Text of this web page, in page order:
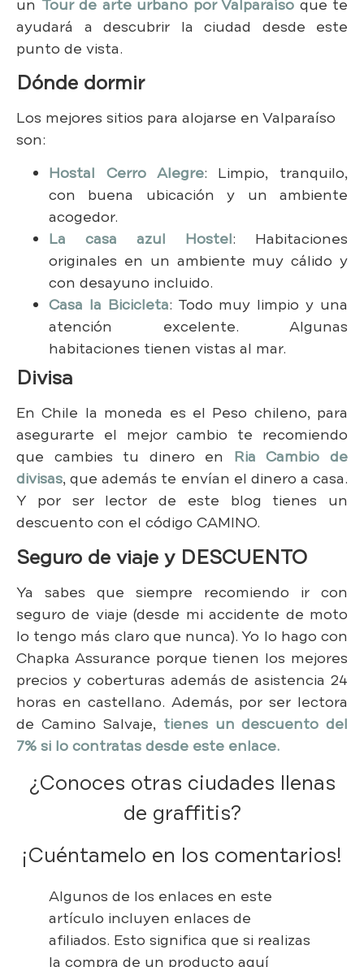
un Tour de arte urbano por Valparaíso que te
ayudará a descubrir la ciudad desde este
punto de vista.
Dónde dormir
Los mejores sitios para alojarse en Valparaíso
son:
Hostal Cerro Alegre: Limpio, tranquilo,
con buena ubicación y un ambiente
acogedor.
La casa azul Hostel: Habitaciones
originales en un ambiente muy cálido y
con desayuno incluido.
Casa la Bicicleta: Todo muy limpio y una
atención excelente. Algunas
habitaciones tienen vistas al mar.
Divisa
En Chile la moneda es el Peso chileno, para
asegurarte el mejor cambio te recomiendo
que cambies tu dinero en Ria Cambio de
divisas, que además te envían el dinero a casa.
Y por ser lector de este blog tienes un
descuento con el código CAMINO.
Seguro de viaje y DESCUENTO
Ya sabes que siempre recomiendo ir con
seguro de viaje (desde mi accidente de moto
lo tengo más claro que nunca). Yo lo hago con
Chapka Assurance porque tienen los mejores
precios y coberturas además de asistencia 24
horas en castellano. Además, por ser lectora
de Camino Salvaje, tienes un descuento del
7% si lo contratas desde este enlace.
¿Conoces otras ciudades llenas
de graffitis?
¡Cuéntamelo en los comentarios!
Algunos de los enlaces en este
artículo incluyen enlaces de
afiliados. Esto significa que si realizas
la compra de un producto aquí